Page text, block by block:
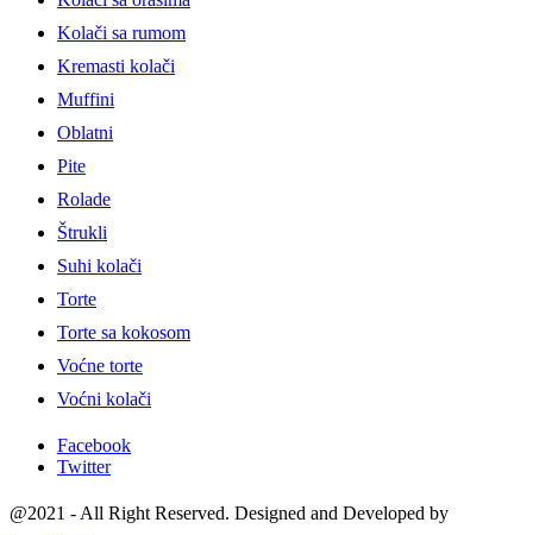
Kolači sa rumom
Kremasti kolači
Muffini
Oblatni
Pite
Rolade
Štrukli
Suhi kolači
Torte
Torte sa kokosom
Voćne torte
Voćni kolači
Facebook
Twitter
@2021 - All Right Reserved. Designed and Developed by